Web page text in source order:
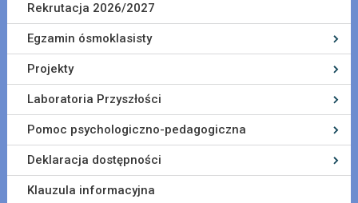
Rekrutacja 2026/2027
Egzamin ósmoklasisty
Projekty
Laboratoria Przyszłości
Pomoc psychologiczno-pedagogiczna
Deklaracja dostępności
Klauzula informacyjna